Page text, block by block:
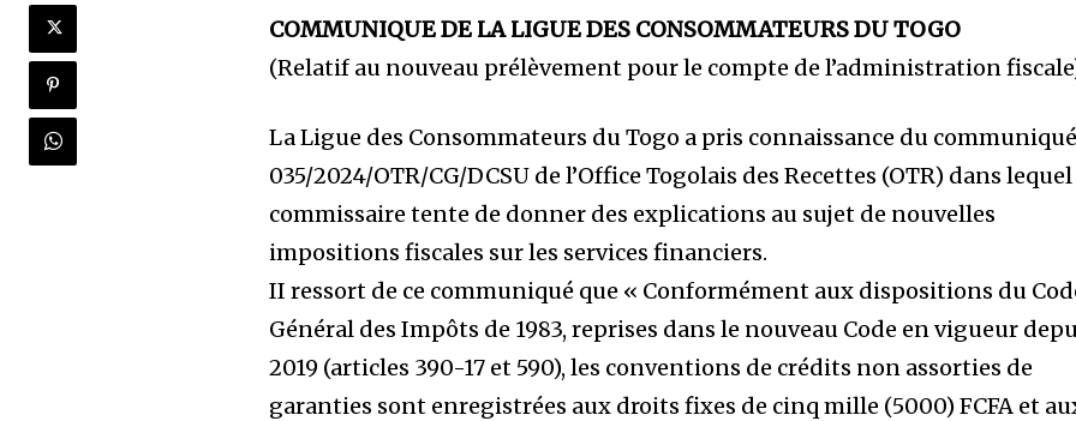
COMMUNIQUE DE LA LIGUE DES CONSOMMATEURS DU TOGO
(Relatif au nouveau prélèvement pour le compte de l’administration
La Ligue des Consommateurs du Togo a pris connaissance du
035/2024/OTR/CG/DCSU de l’Office Togolais des Recettes (OTR) dans
commissaire tente de donner des explications au sujet de nouvelles
impositions fiscales sur les services financiers.
II ressort de ce communiqué que « Conformément aux dispositions du
Général des Impôts de 1983, reprises dans le nouveau Code en vigueur
2019 (articles 390-17 et 590), les conventions de crédits non assorties de
garanties sont enregistrées aux droits fixes de cinq mille (5000) FCFA et